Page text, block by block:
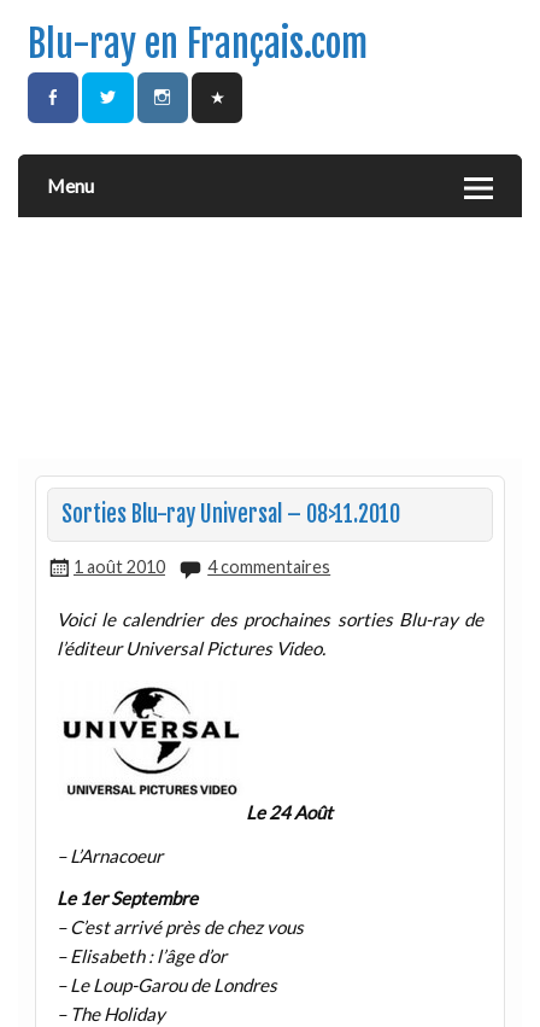
Blu-ray en Français.com
Menu
Sorties Blu-ray Universal – 08>11.2010
1 août 2010 4 commentaires
Voici le calendrier des prochaines sorties Blu-ray de
l’éditeur Universal Pictures Video.
Le 24 Août
– L’Arnacoeur
Le 1er Septembre
– C’est arrivé près de chez vous
– Elisabeth : l’âge d’or
– Le Loup-Garou de Londres
– The Holiday